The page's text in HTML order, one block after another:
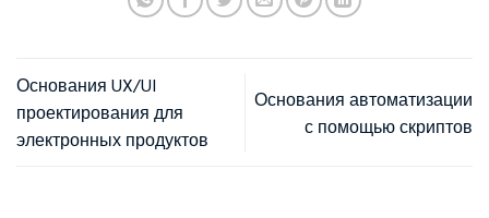
Основания UX/UI
проектирования для
электронных продуктов
Основания автоматизации
с помощью скриптов